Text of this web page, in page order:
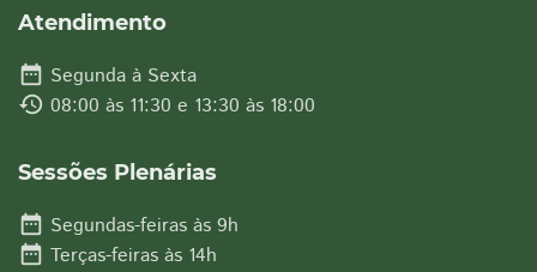
Atendimento
date_range Segunda à Sexta
history 08:00 às 11:30 e 13:30 às 18:00
Sessões Plenárias
date_range Segundas-feiras às 9h
date_range Terças-feiras às 14h